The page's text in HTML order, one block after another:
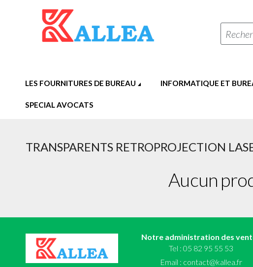
LES FOURNITURES DE BUREAU INFORMATIQUE ET
SPECIAL AVOCATS
TRANSPARENTS RETROPROJECTION
Aucun
Notre administration des
Tel : 05 82 95 55 53
Email : contact@kallea.fr